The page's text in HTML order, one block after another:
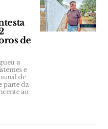
de
a
e
de
parte da
ao